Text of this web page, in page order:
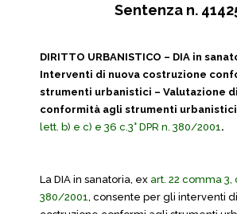
Sentenza n.
DIRITTO URBANISTICO – DIA in
Interventi di nuova costruzione
strumenti urbanistici – Valutazione
conformità agli strumenti urbanistici
lett. b) e c) e 36 c.3° DPR n. 380/2001.
La DIA in sanatoria, ex art. 22 comma 3,
380/2001, consente per gli interventi